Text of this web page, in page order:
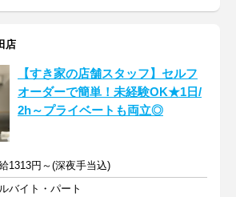
店
【すき家の店舗スタッフ】セルフ
オーダーで簡単！未経験OK★1日/
2h～プライベートも両立◎
1313円～(深夜手当込)
バイト・パート